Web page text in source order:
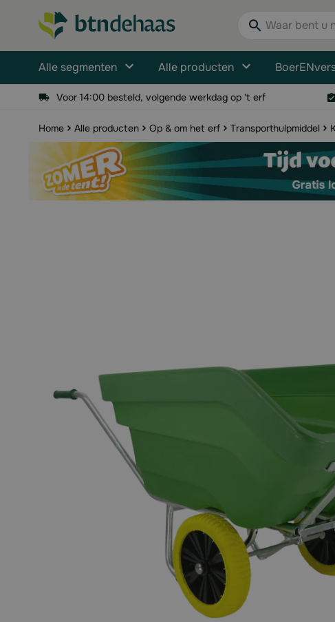
Waar bent u naar
Alle segmenten Alle producten
Voor 14:00 besteld, volgende werkdag op 't erf
Home Alle producten Op & om het erf Transporthulpmiddel